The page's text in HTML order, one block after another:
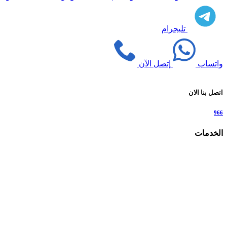
تليجرام
واتساب إتصل الآن
اتصل بنا الان
966
الخدمات